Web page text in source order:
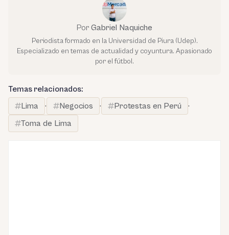
Por Gabriel Naquiche
Periodista formado en la Universidad de Piura (Udep).
Especializado en temas de actualidad y coyuntura. Apasionado
por el fútbol.
Temas relacionados:
Lima
· Negocios · Protestas en Perú
·
Toma de Lima